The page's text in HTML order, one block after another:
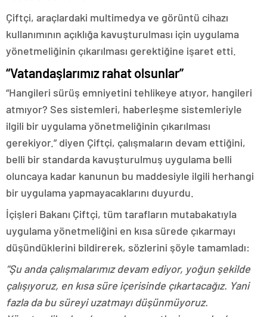
Çiftçi, araçlardaki multimedya ve görüntü cihazı
kullanımının açıklığa kavuşturulması için uygulama
yönetmeliğinin çıkarılması gerektiğine işaret etti.
“Vatandaşlarımız rahat olsunlar”
“Hangileri sürüş emniyetini tehlikeye atıyor, hangileri
atmıyor? Ses sistemleri, haberleşme sistemleriyle
ilgili bir uygulama yönetmeliğinin çıkarılması
gerekiyor.” diyen Çiftçi, çalışmaların devam ettiğini,
belli bir standarda kavuşturulmuş uygulama belli
oluncaya kadar kanunun bu maddesiyle ilgili herhangi
bir uygulama yapmayacaklarını duyurdu.
İçişleri Bakanı Çiftçi, tüm tarafların mutabakatıyla
uygulama yönetmeliğini en kısa sürede çıkarmayı
düşündüklerini bildirerek, sözlerini şöyle tamamladı:
“Şu anda çalışmalarımız devam ediyor, yoğun şekilde
çalışıyoruz, en kısa süre içerisinde çıkartacağız. Yani
fazla da bu süreyi uzatmayı düşünmüyoruz.